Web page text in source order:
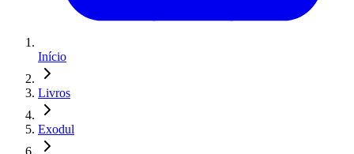
Início
Livros
Exodul